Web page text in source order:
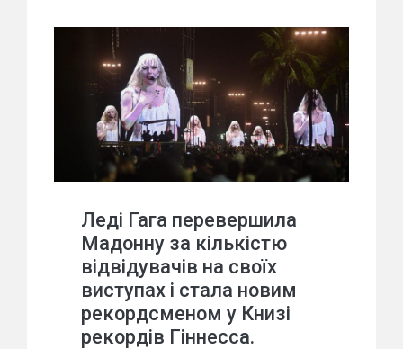
Леді Гага перевершила
Мадонну за кількістю
відвідувачів на своїх
виступах і стала новим
рекордсменом у Книзі
рекордів Гіннесса.